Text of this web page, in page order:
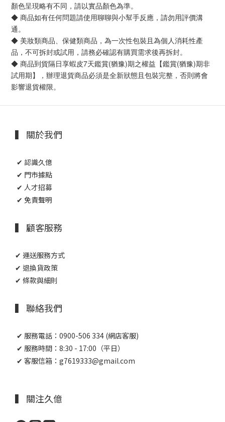
顏色呈現略有不同，請以實品顏色為準。
◆ 商品如有任何問題請使用聊聊與小幫手反應，請勿用評價溝
通。
◆ 美妝類商品、保健類商品，為一次性包裝且為個人消耗性產
品，不可拆封或試用，請務必確認有購買需求後再拆封。
◆ 商品到貨隔日享蝦皮7天鑑賞(猶豫)期之權益【鑑賞(猶豫)期非
試用期】，辦理退貨商品必須是全新狀態且包裝完整，否則將會
影響退貨權限。
▍ 關於我們
✔ 認識久億
✔ 門市據點
✔ 人才招募
✔ 免責聲明
▍ 顧客服務
✔ 運送服務方式
✔ 退換貨政策
✔ 條款與細則
▍ 聯絡我們
✔ 服務電話：0900-506 334 (網店客服)
✔ 服務時間：8:30 - 17:00（平日）
✔ 客服信箱：g7619333@gmail.com
▍ 關注久億